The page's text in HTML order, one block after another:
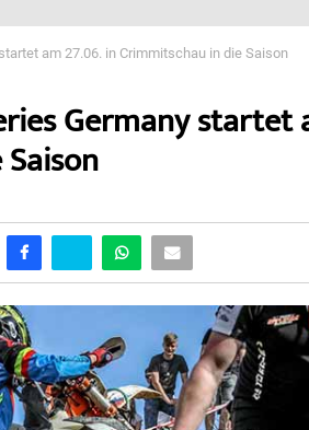
am 27.06. in Crimmitschau in die Saison
Germany startet